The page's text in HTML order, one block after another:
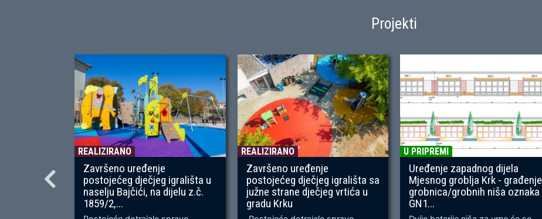
Projekti
REALIZIRANO
Završeno uređenje
postojećeg dječjeg igrališta u
naselju Bajčići, na dijelu z.č.
1859/2,...
REALIZIRANO
Završeno uređenje
postojećeg dječjeg igrališta sa
južne strane dječjeg vrtića u
gradu Krku
U PRIPREMI
Uređenje zapadnog dijela
Mjesnog groblja Krk - građenje
grobnica/grobnih niša oznaka
GN1...